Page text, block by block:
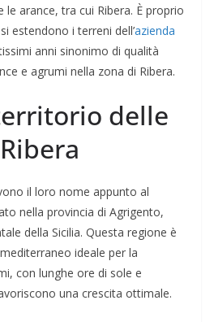
arance, tra cui Ribera. È proprio
estendono i terreni dell’azienda
anni sinonimo di qualità
e agrumi nella zona di Ribera.
delle
il loro nome appunto al
nella provincia di Agrigento,
della Sicilia. Questa regione è
ideale per la
con lunghe ore di sole e
una crescita ottimale.